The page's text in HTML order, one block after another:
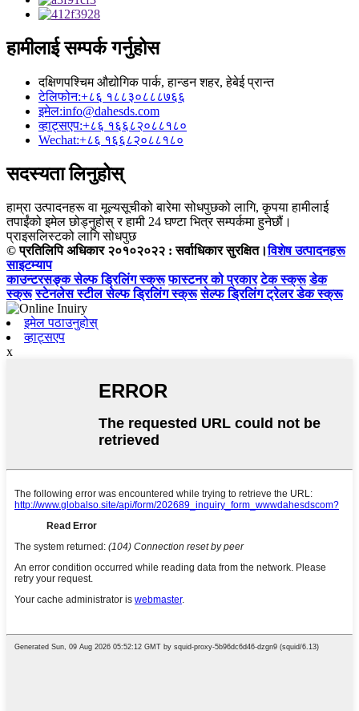
हामीलाई सम्पर्क गर्नुहोस
दक्षिणपश्चिम औद्योगिक पार्क, हान्डन शहर, हेबेई प्रान्त
टेलिफोन:+८६ १८८३०८८८७६६
इमेल:info@dahesds.com
व्हाट्सएप:+८६ १६६८२०८८१८०
Wechat:+८६ १६६८२०८८१८०
सदस्यता लिनुहोस्
हाम्रा उत्पादनहरू वा मूल्यसूचीको बारेमा सोधपुछको लागि, कृपया हामीलाई
तपाईंको इमेल छोड्नुहोस् र हामी 24 घण्टा भित्र सम्पर्कमा हुनेछौं।
प्राइसलिस्टको लागि सोधपुछ
© प्रतिलिपि अधिकार २०१०२०२२ : सर्वाधिकार सुरक्षित।विशेष उत्पादनहरू
साइटम्याप
काउन्टरसङ्क सेल्फ ड्रिलिंग स्क्रू फास्टनर को प्रकार टेक स्क्रू डेक
स्क्रू स्टेनलेस स्टील सेल्फ ड्रिलिंग स्क्रू सेल्फ ड्रिलिंग ट्रेलर डेक स्क्रू
इमेल पठाउनुहोस्
व्हाट्सएप
x